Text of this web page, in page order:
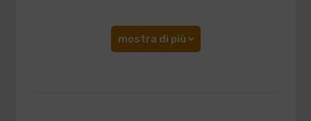
mostra di più